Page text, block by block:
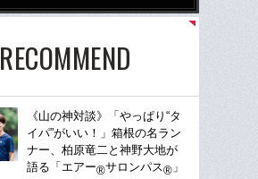
RECOMMEND
《山の神対談》「やっぱり“タ
イパ”がいい！」箱根の名ラン
ナー、柏原竜二と神野大地が
語る「エアー®サロンパス® 」